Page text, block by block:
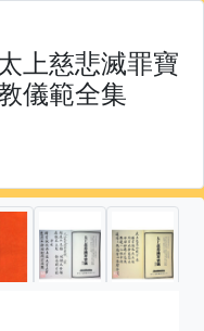
上慈悲滅罪寶
儀範全集